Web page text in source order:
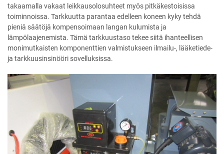
takaamalla vakaat leikkausolosuhteet myös pitkäkestoisissa
toiminnoissa. Tarkkuutta parantaa edelleen koneen kyky tehdä
pieniä säätöjä kompensoimaan langan kulumista ja
lämpölaajenemista. Tämä tarkkuustaso tekee siitä ihanteellisen
monimutkaisten komponenttien valmistukseen ilmailu-, lääketiede-
ja tarkkuusinsinööri sovelluksissa.